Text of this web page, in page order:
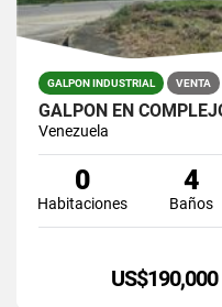
GALPON INDUSTRIAL VENTA
Venezuela
0
Habitaciones
4
Baños
US$190,000